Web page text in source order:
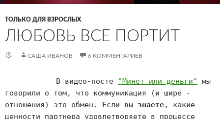
ТОЛЬКО ДЛЯ ВЗРОСЛЫХ
ЛЮБОВЬ ВСЕ ПОРТИТ
САША ИВАНОВ 6 КОММЕНТАРИЕВ
В видео-посте "Минет или деньги"
мы
говорили о том, что коммуникация (и шире -
отношения) это обмен. Если вы знаете, какие
ценности партнера удовлетворяете в процессе